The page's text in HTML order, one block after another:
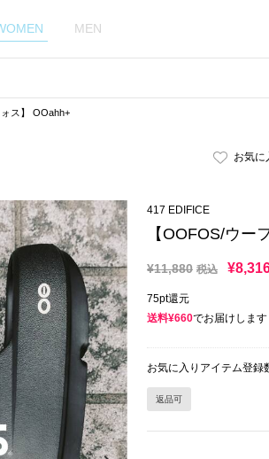
MEN
ォス】 OOahh+
お気に
417 EDIFICE
【OOFOS/ウー
¥11,880 税込 ¥
75pt還元
送料¥660でお届けします
お気に入りアイテム登録
返品可